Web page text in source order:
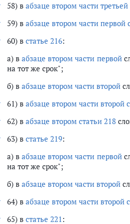
58) в абзаце втором части третьей
59) в абзаце втором части первой
60) в статье 216:
а) вабзаце втором части первой
на тот же срок";
б) в абзаце втором части второй
61) в абзаце втором части второй
62) в абзаце втором статьи 218
63) в статье 219:
а) вабзаце втором части первой
на тот же срок";
б) в абзаце втором части второй
64) в абзаце втором части второй
65) в статье 221: